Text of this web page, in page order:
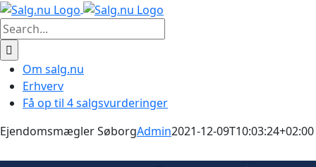
Skip
to
content
Search
for:
Om salg.nu
Erhverv
Få op til 4 salgsvurderinger
Ejendomsmægler SøborgAdmin2021-12-09T10:03:24+02:00